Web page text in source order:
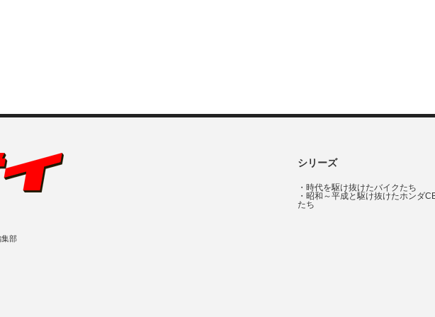
シリーズ
・ 時代を駆け抜けたバイクたち
・ 昭和～平成と駆け抜けたホンダ
たち
集部